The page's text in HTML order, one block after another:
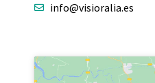
info@visioralia.es